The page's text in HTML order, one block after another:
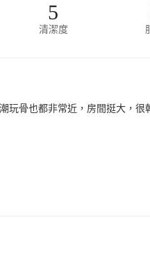
5
清潔度
骨也都非常近，房間挺大，